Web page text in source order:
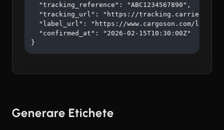
  "tracking_reference": "ABC1234567890",
"tracking_url": "https://
"label_url": "https://www.cargoson.com/
  "confirmed_at": "2026-02-15T10:30:00Z"
}
Generare Etichete